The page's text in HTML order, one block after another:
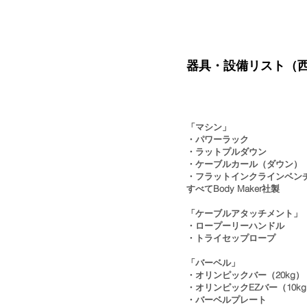
器具・設備リスト（
「マシン」
・パワーラック
・ラットプルダウン
・ケーブルカール（ダウン）
・フラットインクラインベン
すべてBody Maker社製
「ケーブルアタッチメント」
・ロープーリーハンドル
・トライセップロープ
「バーベル」
・オリンピックバー（20kg）
・オリンピックEZバー（10kg
・バーベルプレート